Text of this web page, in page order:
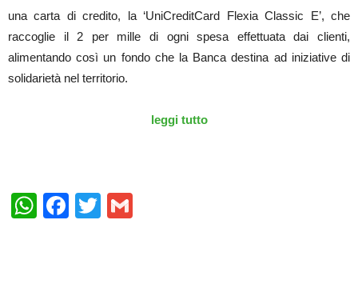
una carta di credito, la ‘UniCreditCard Flexia Classic E’, che
raccoglie il 2 per mille di ogni spesa effettuata dai clienti,
alimentando così un fondo che la Banca destina ad iniziative di
solidarietà nel territorio.
leggi tutto
WhatsApp
Facebook
Twitter